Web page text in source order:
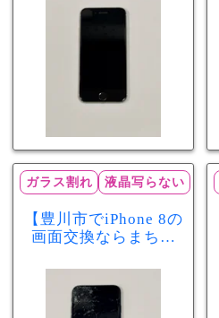
減りが早い症状も当
ガラス割れ 液晶写らない
【豊川市でiPhone 8の
画面交換ならまちス
れ・液晶不良も当日
60分で修理可能！